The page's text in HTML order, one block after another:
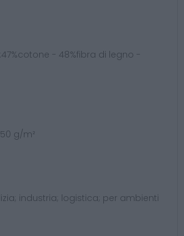
- 48%fibra di legno -
g/m²
industria; logistica; per ambienti